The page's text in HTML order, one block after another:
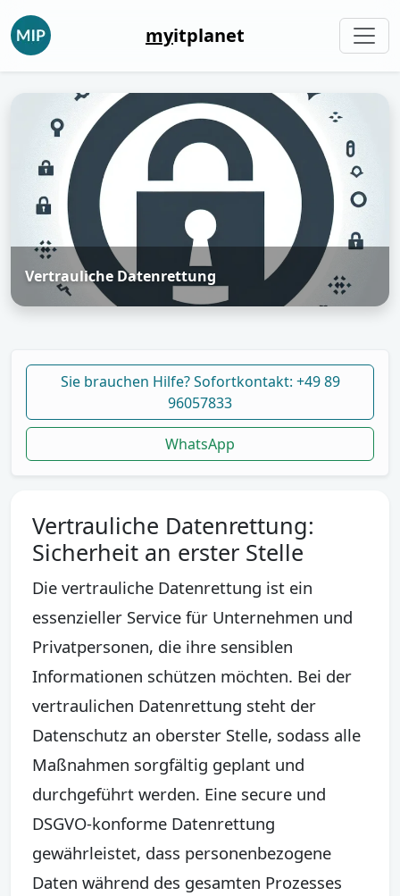
myitplanet
Vertrauliche Datenrettung
Sie brauchen Hilfe? Sofortkontakt: +49 89
96057833
WhatsApp
Vertrauliche Datenrettung:
Sicherheit an erster Stelle
Die vertrauliche Datenrettung ist ein
essenzieller Service für Unternehmen und
Privatpersonen, die ihre sensiblen
Informationen schützen möchten. Bei der
vertraulichen Datenrettung steht der
Datenschutz an oberster Stelle, sodass alle
Maßnahmen sorgfältig geplant und
durchgeführt werden. Eine secure und
DSGVO-konforme Datenrettung
gewährleistet, dass personenbezogene
Daten während des gesamten Prozesses